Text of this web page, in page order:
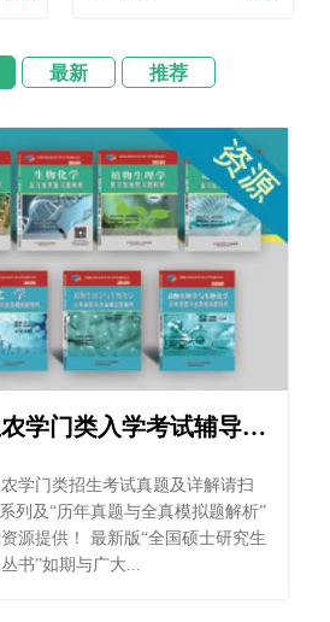
最新 推荐
全国硕士研究生农学门类入学考试辅导丛书
学门类招生考试真题及详解请扫
列及“历年真题与全真模拟题解析”
源提供！ 最新版“全国硕士研究生
书”如期与广大...